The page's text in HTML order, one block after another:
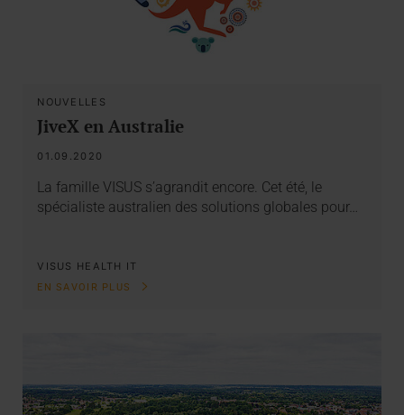
NOUVELLES
JiveX en Australie
01.09.2020
La famille VISUS s’agrandit encore. Cet été, le
spécialiste australien des solutions globales pour…
VISUS HEALTH IT
EN SAVOIR PLUS